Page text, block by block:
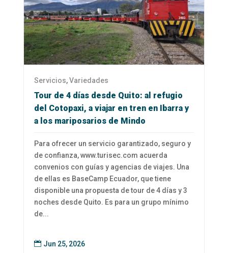
Servicios,Variedades
Tour de 4 días desde Quito: al refugio
del Cotopaxi, a viajar en tren en Ibarra y
a los mariposarios de Mindo
Para ofrecer un servicio garantizado, seguro y
de confianza, www.turisec.com acuerda
convenios con guías y agencias de viajes. Una
de ellas es BaseCamp Ecuador, que tiene
disponible una propuesta de tour de 4 días y 3
noches desde Quito. Es para un grupo mínimo
de...
 Jun 25, 2026